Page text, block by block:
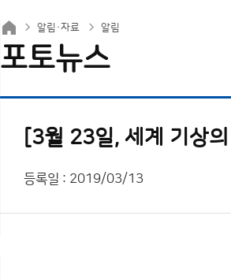
알림·자료 알림
포토뉴스
[3월 23일, 세계 기상
등록일 : 2019/03/13